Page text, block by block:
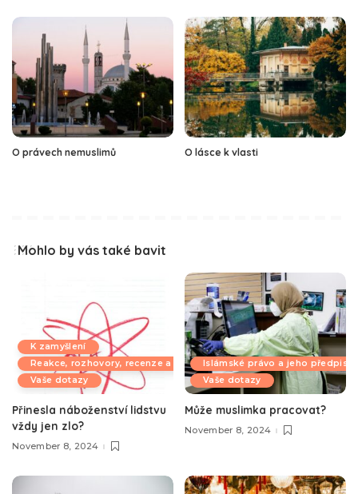
O právech nemuslimů O lásce k vlasti
Mohlo by vás také bavit
K zamyšlení
Reakce, rozhovory, recenze a komentáře
Vaše dotazy
Přinesla náboženství lidstvu
vždy jen zlo?
November 8, 2024
Islámské právo a jeho předpisy
Vaše dotazy
Může muslimka pracovat?
November 8, 2024